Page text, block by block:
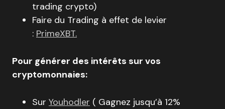
trading crypto)
Faire du Trading à effet de levier
: PrimeXBT.
Pour générer des intérêts sur vos
cryptomonnaies:
Sur Youhodler ( Gagnez jusqu’à 12%